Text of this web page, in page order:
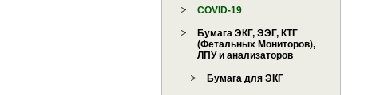
COVID-19
Бумага ЭКГ, ЭЭГ, КТГ
(Фетальных Мониторов),
ЛПУ и анализаторов
Бумага для ЭКГ